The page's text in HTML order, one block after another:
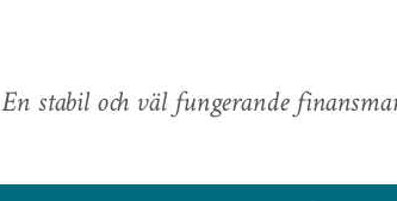
En stabil och väl fungerande